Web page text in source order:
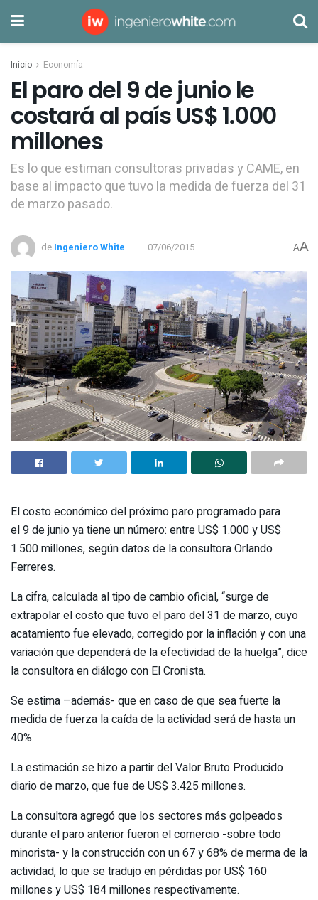
Inicio Economía
El paro del 9 de junio le
costará al país US$ 1.000
millones
Es lo que estiman consultoras privadas y CAME, en
base al impacto que tuvo la medida de fuerza del 31
de marzo pasado.
de Ingeniero White 07/06/2015 AA
El costo económico del próximo paro programado para
el 9 de junio ya tiene un número: entre US$ 1.000 y US$
1.500 millones, según datos de la consultora Orlando
Ferreres.
La cifra, calculada al tipo de cambio oficial, “surge de
extrapolar el costo que tuvo el paro del 31 de marzo, cuyo
acatamiento fue elevado, corregido por la inflación y con una
variación que dependerá de la efectividad de la huelga”, dice
la consultora en diálogo con El Cronista.
Se estima –además- que en caso de que sea fuerte la
medida de fuerza la caída de la actividad será de hasta un
40%.
La estimación se hizo a partir del Valor Bruto Producido
diario de marzo, que fue de US$ 3.425 millones.
La consultora agregó que los sectores más golpeados
durante el paro anterior fueron el comercio -sobre todo
minorista- y la construcción con un 67 y 68% de merma de la
actividad, lo que se tradujo en pérdidas por US$ 160
millones y US$ 184 millones respectivamente.